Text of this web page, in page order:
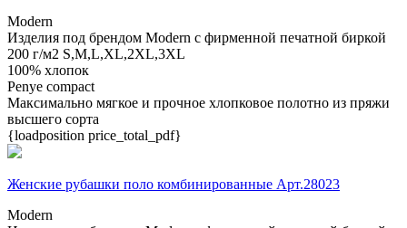
Modern
Изделия под брендом Modern с фирменной печатной биркой
200 г/м2 S,M,L,XL,2XL,3XL
100% хлопок
Penye compact
Максимально мягкое и прочное хлопковое полотно из пряжи
высшего сорта
{loadposition price_total_pdf}
Женские рубашки поло комбинированные Арт.28023
Modern